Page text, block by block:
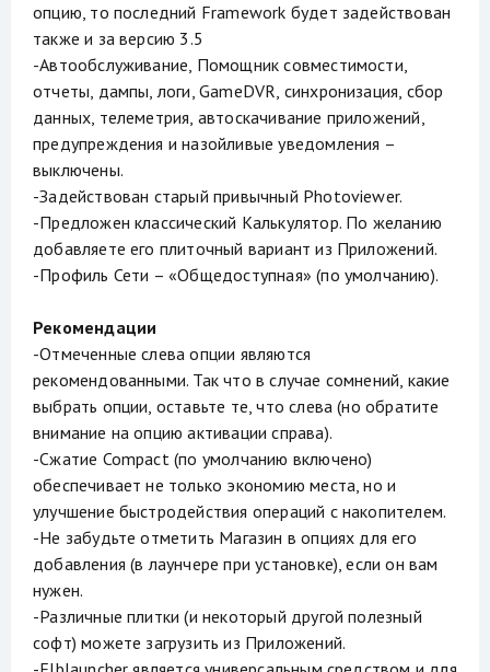
опцию, то последний Framework будет задействован
также и за версию 3.5
-Автообслуживание, Помощник совместимости,
отчеты, дампы, логи, GameDVR, синхронизация, сбор
данных, телеметрия, автоскачивание приложений,
предупреждения и назойливые уведомления –
выключены.
-Задействован старый привычный Photoviewer.
-Предложен классический Калькулятор. По желанию
добавляете его плиточный вариант из Приложений.
-Профиль Сети – «Общедоступная» (по умолчанию).
Рекомендации
-Отмеченные слева опции являются
рекомендованными. Так что в случае сомнений, какие
выбрать опции, оставьте те, что слева (но обратите
внимание на опцию активации справа).
-Сжатие Compact (по умолчанию включено)
обеспечивает не только экономию места, но и
улучшение быстродействия операций с накопителем.
-Не забудьте отметить Магазин в опциях для его
добавления (в лаунчере при установке), если он вам
нужен.
-Различные плитки (и некоторый другой полезный
софт) можете загрузить из Приложений.